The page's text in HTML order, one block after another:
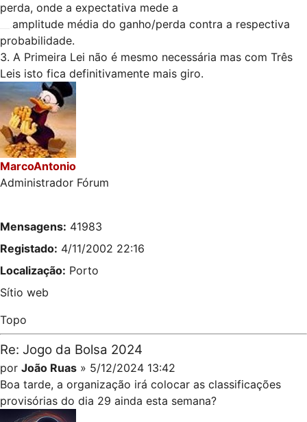
perda, onde a expectativa mede a
amplitude média do ganho/perda contra a respectiva
probabilidade.
3. A Primeira Lei não é mesmo necessária mas com Três
Leis isto fica definitivamente mais giro.
MarcoAntonio
Administrador Fórum
Mensagens: 41983
Registado: 4/11/2002 22:16
Localização: Porto
Sítio web
Topo
Re: Jogo da Bolsa 2024
por João Ruas » 5/12/2024 13:42
Boa tarde, a organização irá colocar as classificações
provisórias do dia 29 ainda esta semana?